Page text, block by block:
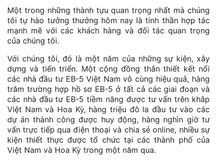
Một trong những thành tựu quan trọng nhất mà chúng
tôi tự hào tưởng thưởng hôm nay là tinh thần hợp tác
mạnh mẽ với các khách hàng và đối tác quan trọng
của chúng tôi.
Với chúng tôi, đó là một năm của những sự kiện, xây
dựng và tiến triển. Một cộng đồng thân thiết kết nối
các nhà đầu tư EB-5 Việt Nam vô cùng hiệu quả, hàng
trăm trường hợp hồ sơ EB-5 ở tất cả các giai đoạn và
các nhà đầu tư EB-5 tiềm năng được tư vấn trên khắp
Việt Nam và Hoa Kỳ, hàng triệu đô la đầu tư vào các
dự án thành công được huy động, hàng nghìn giờ tư
vấn trực tiếp qua điện thoại và chia sẻ online, nhiều sự
kiện thiết thực được tổ chức tại các thành phố của
Việt Nam và Hoa Kỳ trong một năm qua.